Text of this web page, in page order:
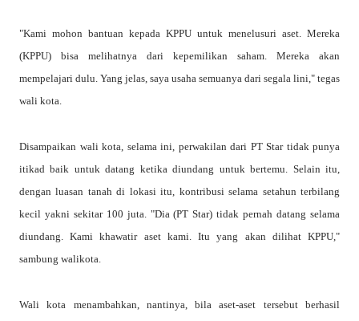
"Kami mohon bantuan kepada KPPU untuk menelusuri aset. Mereka
(KPPU) bisa melihatnya dari kepemilikan saham. Mereka akan
mempelajari dulu. Yang jelas, saya usaha semuanya dari segala lini," tegas
wali kota.
Disampaikan wali kota, selama ini, perwakilan dari PT Star tidak punya
itikad baik untuk datang ketika diundang untuk bertemu. Selain itu,
dengan luasan tanah di lokasi itu, kontribusi selama setahun terbilang
kecil yakni sekitar 100 juta. "Dia (PT Star) tidak pernah datang selama
diundang. Kami khawatir aset kami. Itu yang akan dilihat KPPU,"
sambung walikota.
Wali kota menambahkan, nantinya, bila aset-aset tersebut berhasil